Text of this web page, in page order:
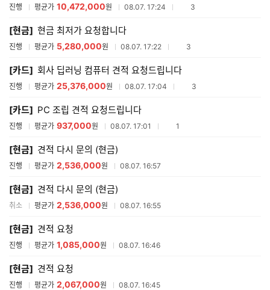
진행 평균가 10,472,000원 08.07. 17:24 참여업체수
3
[현금] 현금 최저가 요청합니다
진행 평균가 5,280,000원 08.07. 17:22 참여업체수
3
[카드] 회사 딥러닝 컴퓨터 견적 요청드립니다
진행 평균가 25,376,000원 08.07. 17:04 참여업체수
3
[카드] PC 조립 견적 요청드립니다
진행 평균가 937,000원 08.07. 17:01 참여업체수
1
[현금] 견적 다시 문의 (현금)
진행 평균가 2,536,000원 08.07. 16:57
[현금] 견적 다시 문의 (현금)
취소 평균가 2,536,000원 08.07. 16:55
[현금] 견적 요청
진행 평균가 1,085,000원 08.07. 16:46
[현금] 견적 요청
진행 평균가 2,067,000원 08.07. 16:45